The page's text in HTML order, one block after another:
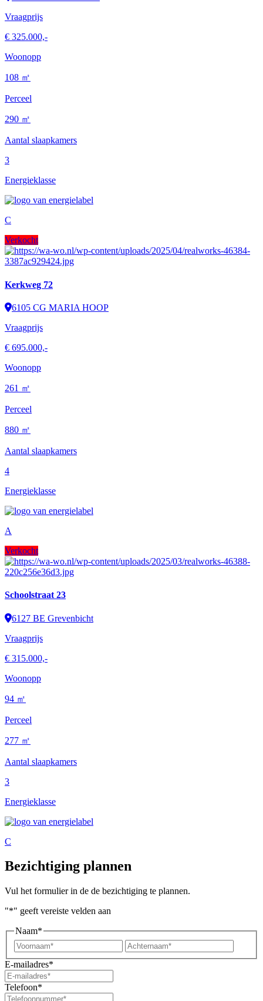
Vraagprijs
€ 325.000,-
Woonopp
108 ㎡
Perceel
290 ㎡
Aantal slaapkamers
3
Energieklasse
C
Verkocht
Kerkweg 72
6105 CG MARIA HOOP
Vraagprijs
€ 695.000,-
Woonopp
261 ㎡
Perceel
880 ㎡
Aantal slaapkamers
4
Energieklasse
A
Verkocht
Schoolstraat 23
6127 BE Grevenbicht
Vraagprijs
€ 315.000,-
Woonopp
94 ㎡
Perceel
277 ㎡
Aantal slaapkamers
3
Energieklasse
C
Bezichtiging plannen
Vul het formulier in de de bezichtiging te plannen.
"*" geeft vereiste velden aan
Naam*
Voornaam*
E-mailadres*
Telefoon*